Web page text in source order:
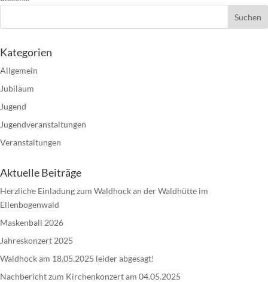
Kategorien
Allgemein
Jubiläum
Jugend
Jugendveranstaltungen
Veranstaltungen
Aktuelle Beiträge
Herzliche Einladung zum Waldhock an der Waldhütte im
Ellenbogenwald
Maskenball 2026
Jahreskonzert 2025
Waldhock am 18.05.2025 leider abgesagt!
Nachbericht zum Kirchenkonzert am 04.05.2025